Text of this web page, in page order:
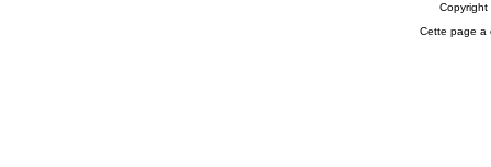
Cette page a